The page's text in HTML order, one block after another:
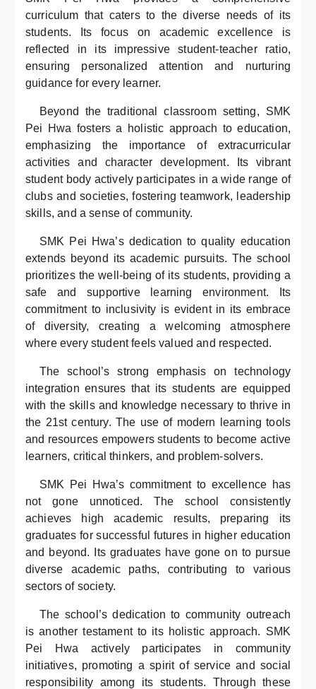
curriculum that caters to the diverse needs of its
students. Its focus on academic excellence is
reflected in its impressive student-teacher ratio,
ensuring personalized attention and nurturing
guidance for every learner.
Beyond the traditional classroom setting, SMK
Pei Hwa fosters a holistic approach to education,
emphasizing the importance of extracurricular
activities and character development. Its vibrant
student body actively participates in a wide range of
clubs and societies, fostering teamwork, leadership
skills, and a sense of community.
SMK Pei Hwa’s dedication to quality education
extends beyond its academic pursuits. The school
prioritizes the well-being of its students, providing a
safe and supportive learning environment. Its
commitment to inclusivity is evident in its embrace
of diversity, creating a welcoming atmosphere
where every student feels valued and respected.
The school’s strong emphasis on technology
integration ensures that its students are equipped
with the skills and knowledge necessary to thrive in
the 21st century. The use of modern learning tools
and resources empowers students to become active
learners, critical thinkers, and problem-solvers.
SMK Pei Hwa’s commitment to excellence has
not gone unnoticed. The school consistently
achieves high academic results, preparing its
graduates for successful futures in higher education
and beyond. Its graduates have gone on to pursue
diverse academic paths, contributing to various
sectors of society.
The school’s dedication to community outreach
is another testament to its holistic approach. SMK
Pei Hwa actively participates in community
initiatives, promoting a spirit of service and social
responsibility among its students. Through these